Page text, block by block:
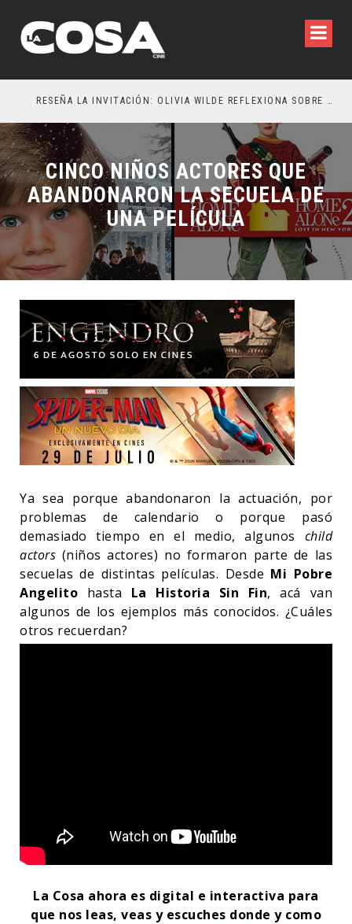
RESEÑA LA INVITACIÓN: OLIVIA WILDE REFLEXIONA SOBRE LA VIDA CONYUGAL
CINCO NIÑOS ACTORES QUE
ABANDONARON LA SECUELA DE
UNA PELÍCULA
Ya sea porque abandonaron la actuación, por
problemas de calendario o porque pasó
demasiado tiempo en el medio, algunos child
actors (niños actores) no formaron parte de las
secuelas de distintas películas. Desde Mi Pobre
Angelito hasta La Historia Sin Fin, acá van
algunos de los ejemplos más conocidos. ¿Cuáles
otros recuerdan?
La Cosa ahora es digital e interactiva para
que nos leas, veas y escuches donde y como